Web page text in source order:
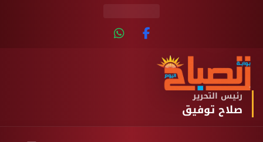
رئيس التحرير
صلاح توفيق